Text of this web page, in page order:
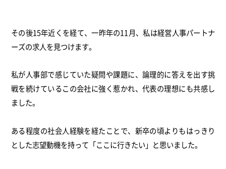
その後15年近くを経て、一昨年の11月、私は経営人事パートナ
ーズの求人を見つけます。
私が人事部で感じていた疑問や課題に、論理的に答えを出す挑
戦を続けているこの会社に強く惹かれ、代表の理想にも共感し
ました。
ある程度の社会人経験を経たことで、新卒の頃よりもはっきり
とした志望動機を持って「ここに行きたい」と思いました。